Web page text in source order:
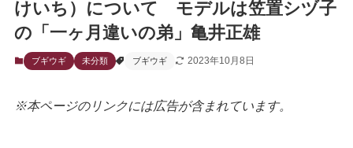
けいち）について モデルは笠置シヅ子
の「一ヶ月違いの弟」亀井正雄
ブギウギ 未分類 ブギウギ 2023年10月8日
※本ページのリンクには広告が含まれています。